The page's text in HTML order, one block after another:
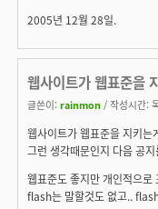
2005년 12월 28일.
웹사이트가 웹표준을
글쓴이: rainmon / 작성시간:
웹사이트가 웹표준을 지키는
그런 생각때문인지 다음 공
웹표준도 좋지만 개인적으로
flash는 말할것도 없고..